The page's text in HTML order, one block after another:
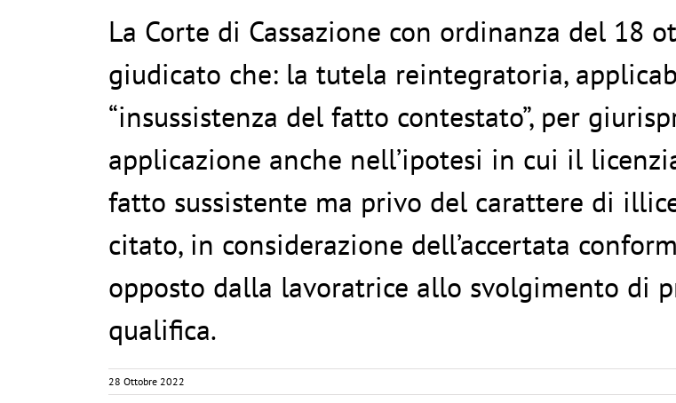
La Corte di Cassazione con ordinanza del 18
giudicato che: la tutela reintegratoria,
“insussistenza del fatto contestato”, per
applicazione anche nell’ipotesi in cui il
fatto sussistente ma privo del carattere di
citato, in considerazione dell’accertata
opposto dalla lavoratrice allo svolgimento di
qualifica.
28 Ottobre 2022